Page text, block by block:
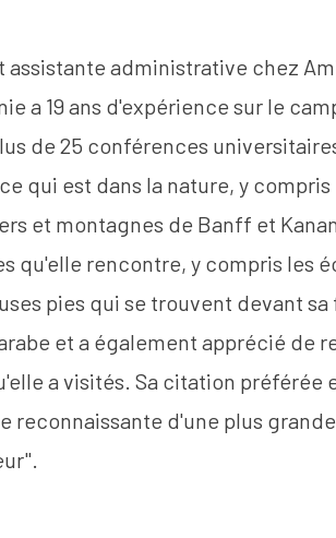
assistante administrative chez
a 19 ans d'expérience sur le
de 25 conférences
qui est dans la nature, y
et montagnes de Banff et
qu'elle rencontre, y compris les
pies qui se trouvent devant
et a également apprécié de
a visités. Sa citation préférée
reconnaissante d'une plus